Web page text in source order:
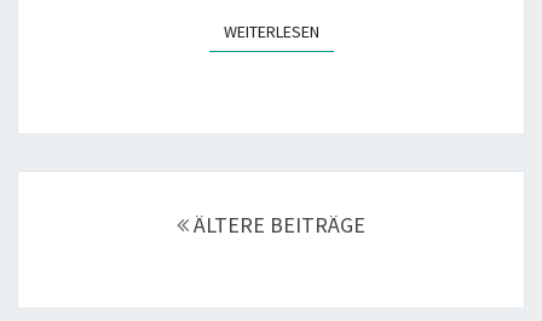
WEITERLESENWEITERLESEN
ÄLTERE BEITRÄGE